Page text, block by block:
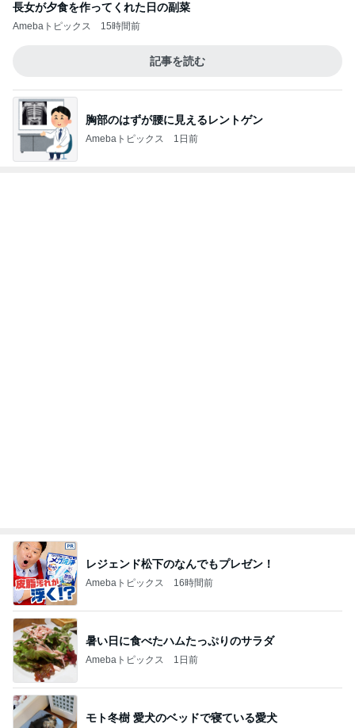
長女が夕食を作ってくれた日の副菜
Amebaトピックス 15時間前
記事を読む
胸部のはずが腰に見えるレントゲン
Amebaトピックス 1日前